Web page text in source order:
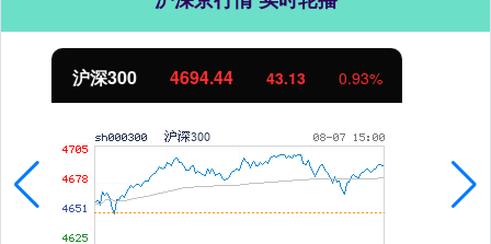
北证50 1134.24 11.37 1.01%